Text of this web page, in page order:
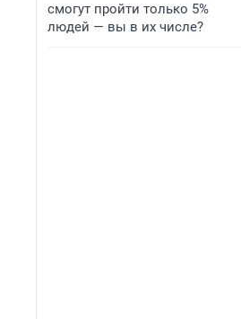
смогут пройти только 5%
людей — вы в их числе?